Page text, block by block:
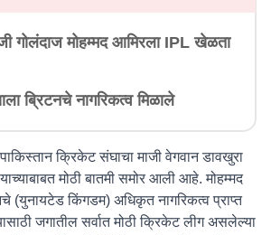
गोलंदाज मोहम्मद आमिरला IPL खेळता
ब्रिटनचे नागरिकत्व मिळाले
पाकिस्तान क्रिकेट संघाचा माजी वेगवान डावखुरा
मोठी बातमी समोर आली आहे. मोहम्मद
(युनायटेड किंगडम) अधिकृत नागरिकत्व प्राप्त
जगातील सर्वात मोठी क्रिकेट लीग असलेल्या